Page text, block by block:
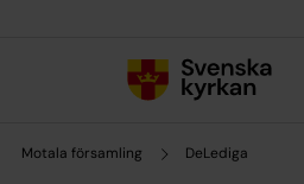
Motala församling DeLediga